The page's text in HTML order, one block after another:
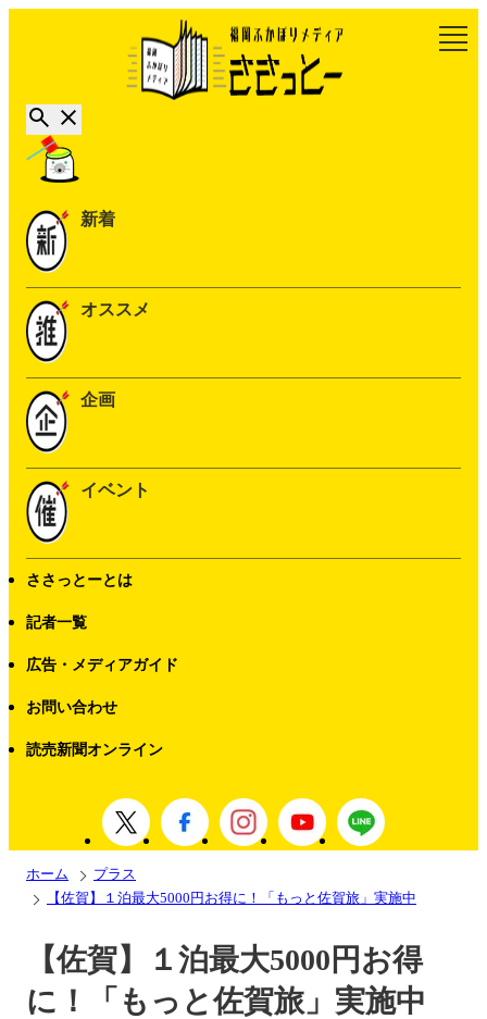
新着
オススメ
企画
イベント
ささっとーとは
記者一覧
広告・メディアガイド
お問い合わせ
読売新聞オンライン
ホーム
プラス
【佐賀】１泊最大5000円お得に！「もっと佐賀旅」実施中
【佐賀】１泊最大5000円お得
に！「もっと佐賀旅」実施中